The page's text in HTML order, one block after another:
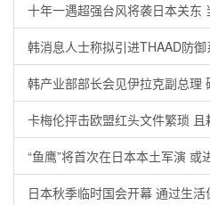
十年一遇超强台风将袭日本关东
韩消息人士称拟引进THAAD防御
韩产业部部长会见伊拉克副总理
卡梅伦抨击欧盟红头文件繁琐 且
“鱼鹰”将首次在日本本土军演 或
日本秋季临时国会开幕 通过生活